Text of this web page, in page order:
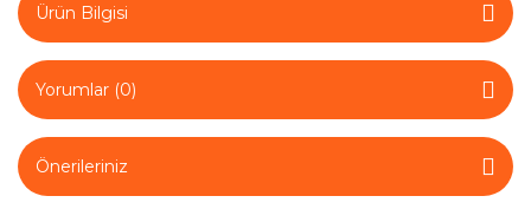
Ürün Bilgisi
Yorumlar (0)
Önerileriniz